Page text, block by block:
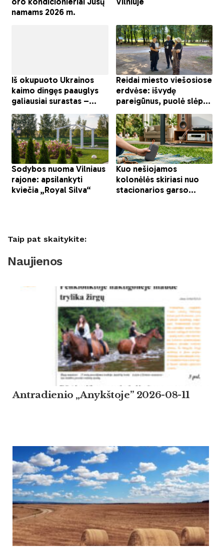
Taip pat skaitykite:
Naujienos
Antradienio „Anykštoje” 2026-08-11